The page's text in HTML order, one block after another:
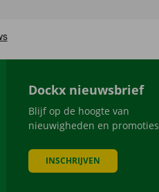
Dockx nieuwsbrief
Blijf op de hoogte van
nieuwigheden en promoties
INSCHRIJVEN